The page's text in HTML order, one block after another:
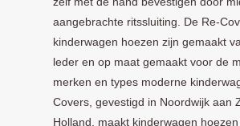
aangebrachte ritssluiting. De Re-
kinderwagen hoezen zijn gemaakt
leder en op maat gemaakt voor de
merken en types moderne
Covers, gevestigd in Noordwijk aan
Holland, maakt kinderwagen